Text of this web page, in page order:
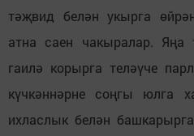
тәҗвид белән укырга
атна саен чакыралар. Яңа
гаилә корырга теләүче
күчкәннәрне соңгы юлга
ихласлык белән